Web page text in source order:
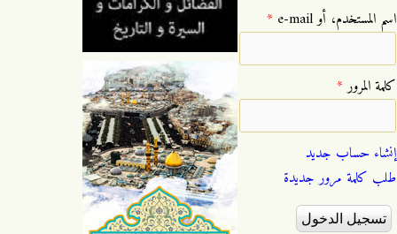
‏اسم المستخدم، أو e-mail ‏ *
‏كلمة المرور ‏*
إنشاء حساب جديد
طلب كلمة مرور جديدة